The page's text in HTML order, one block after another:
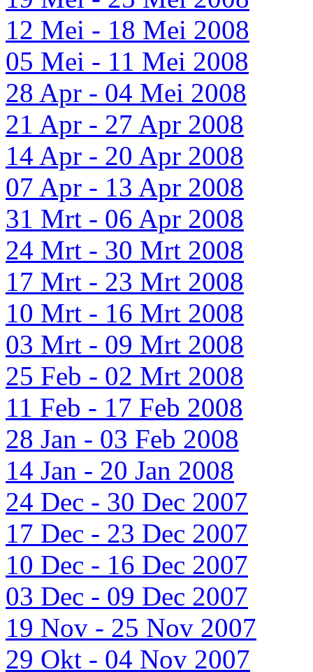
12 Mei - 18 Mei 2008
05 Mei - 11 Mei 2008
28 Apr - 04 Mei 2008
21 Apr - 27 Apr 2008
14 Apr - 20 Apr 2008
07 Apr - 13 Apr 2008
31 Mrt - 06 Apr 2008
24 Mrt - 30 Mrt 2008
17 Mrt - 23 Mrt 2008
10 Mrt - 16 Mrt 2008
03 Mrt - 09 Mrt 2008
25 Feb - 02 Mrt 2008
11 Feb - 17 Feb 2008
28 Jan - 03 Feb 2008
14 Jan - 20 Jan 2008
24 Dec - 30 Dec 2007
17 Dec - 23 Dec 2007
10 Dec - 16 Dec 2007
03 Dec - 09 Dec 2007
19 Nov - 25 Nov 2007
29 Okt - 04 Nov 2007